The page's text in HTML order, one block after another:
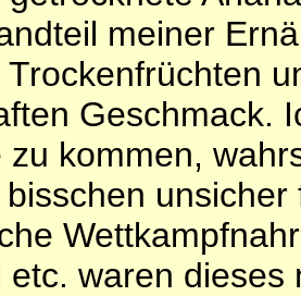
meiner
Trockenfrüchten
Geschmack.
zu kommen,
etc. waren dieses